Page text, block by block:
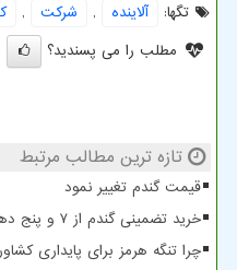
تگها:
آلاینده , شركت ,
مطلب را می پسندید؟
تازه ترین مطالب مرتبط
قیمت گندم تغییر نمود
خرید تضمینی گندم از ۷ و پنج دهم میلیون تن گذشت
چرا تنگه هرمز برای پایداری